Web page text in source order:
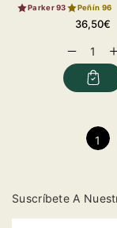
Parker 93
Peñín 96
Precio
36,50€
Reducir
cantidad
para
1
Suscríbete A